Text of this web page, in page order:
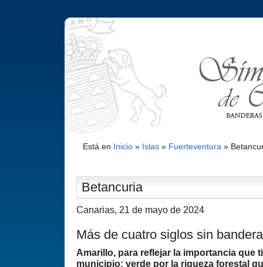
Está en Inicio» Islas» Fuerteventura »
Betancuria
Canarias, 21 de mayo de 2024
Más de cuatro siglos sin bandera
Amarillo, para reflejar la importancia que
municipio; verde por la riqueza forestal